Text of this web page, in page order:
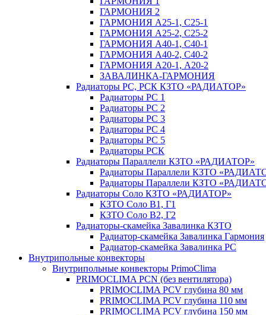
ГАРМОНИЯ 2
ГАРМОНИЯ А25-1, С25-1
ГАРМОНИЯ А25-2, С25-2
ГАРМОНИЯ А40-1, С40-1
ГАРМОНИЯ А40-2, С40-2
ГАРМОНИЯ А20-1, А20-2
ЗАВАЛИНКА-ГАРМОНИЯ
Радиаторы РС, РСК КЗТО «РАДИАТОР»
Радиаторы РС 1
Радиаторы РС 2
Радиаторы РС 3
Радиаторы РС 4
Радиаторы РС 5
Радиаторы РСК
Радиаторы Параллели КЗТО «РАДИАТОР»
Радиаторы Параллели КЗТО
Радиаторы Параллели КЗТО
Радиаторы Соло КЗТО «РАДИАТОР»
КЗТО Соло В1, Г1
КЗТО Соло В2, Г2
Радиаторы-скамейка Завалинка КЗТО
Радиатор-скамейка Завалинка Гармония
Радиатор-скамейка Завалинка РС
Внутрипольные конвекторы
Внутрипольные конвекторы PrimoClima
PRIMOCLIMA PCN (без вентилятора)
PRIMOCLIMA PCV глубина 80 мм
PRIMOCLIMA PCV глубина 110 мм
PRIMOCLIMA PCV глубина 150 мм